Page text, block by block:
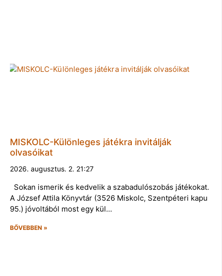
MISKOLC-Különleges játékra invitálják
olvasóikat
2026. augusztus. 2. 21:27
Sokan ismerik és kedvelik a szabadulószobás játékokat.
A József Attila Könyvtár (3526 Miskolc, Szentpéteri kapu
95.) jóvoltából most egy kül…
BŐVEBBEN »